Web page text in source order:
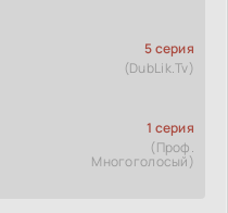
5 серия
(DubLik.Tv)
1 серия
(Проф.
Многоголосый)